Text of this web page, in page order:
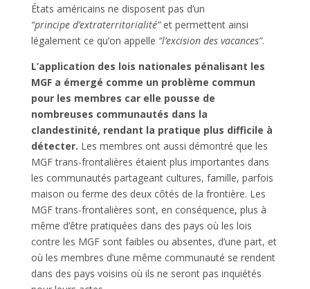
États américains ne disposent pas d’un
“principe d’extraterritorialité”et permettent ainsi
légalement ce qu’on appelle “l’excision des vacances”.
L’application des lois nationales pénalisant les
MGF a émergé comme un problème commun
pour les membres car elle pousse de
nombreuses communautés dans la
clandestinité, rendant la pratique plus difficile à
détecter. Les membres ont aussi démontré que les
MGF trans-frontalières étaient plus importantes dans
les communautés partageant cultures, famille, parfois
maison ou ferme des deux côtés de la frontière. Les
MGF trans-frontalières sont, en conséquence, plus à
même d’être pratiquées dans des pays où les lois
contre les MGF sont faibles ou absentes, d’une part, et
où les membres d’une même communauté se rendent
dans des pays voisins où ils ne seront pas inquiétés